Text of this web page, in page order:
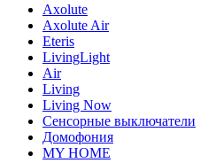
Axolute
Axolute Air
Eteris
LivingLight
Air
Living
Living Now
Сенсорные выключатели
Домофония
MY HOME